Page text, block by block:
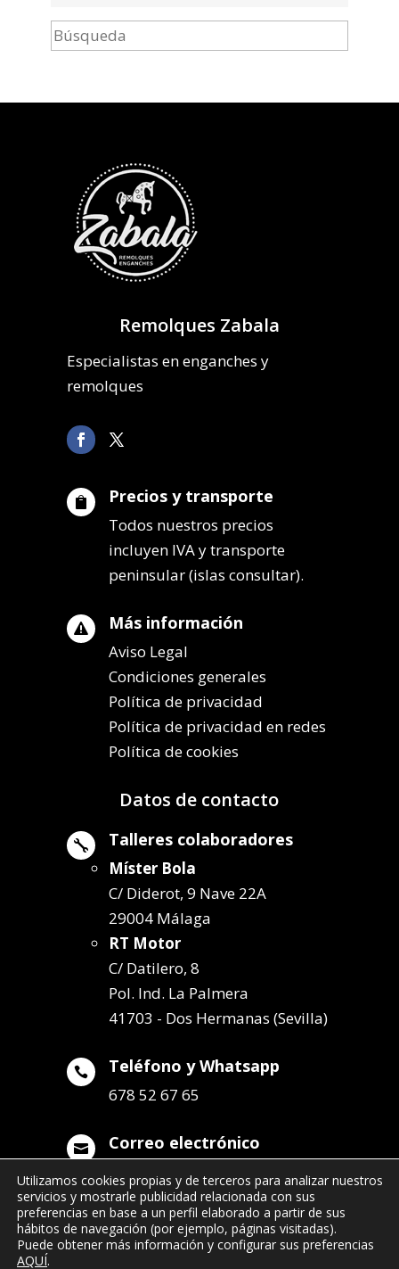
Remolques Zabala
Especialistas en enganches y
remolques
 Precios y transporte
Todos nuestros precios
incluyen IVA y transporte
peninsular (islas consultar).
 Más información
Aviso Legal
Condiciones generales
Política de privacidad
Política de privacidad en redes
Política de cookies
Datos de contacto
 Talleres colaboradores
Míster Bola
C/ Diderot, 9 Nave 22A
29004 Málaga
RT Motor
C/ Datilero, 8
Pol. Ind. La Palmera
41703 - Dos Hermanas (Sevilla)
 Teléfono y Whatsapp
678 52 67 65
 Correo electrónico
info@remolqueszabala.com
Utilizamos cookies propias y de terceros para analizar nuestros
servicios y mostrarle publicidad relacionada con sus
preferencias en base a un perfil elaborado a partir de sus
hábitos de navegación (por ejemplo, páginas visitadas).
Puede obtener más información y configurar sus preferencias
AQUÍ.